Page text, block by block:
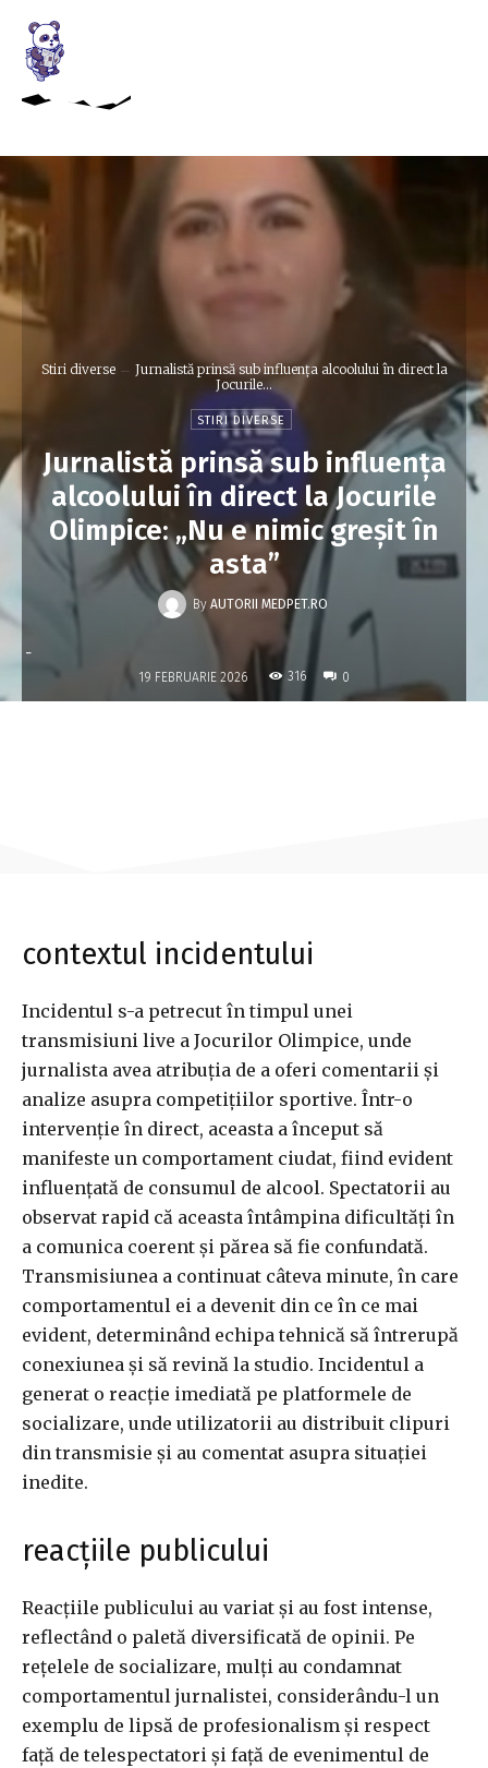
Stiri diverse
Jurnalistă prinsă sub influența alcoolului în direct la
Jocurile...
STIRI DIVERSE
Jurnalistă prinsă sub influența
alcoolului în direct la Jocurile
Olimpice: „Nu e nimic greșit în
asta”
By AUTORII MEDPET.RO
-
19 FEBRUARIE 2026 316 0
contextul incidentului
Incidentul s-a petrecut în timpul unei
transmisiuni live a Jocurilor Olimpice, unde
jurnalista avea atribuția de a oferi comentarii și
analize asupra competițiilor sportive. Într-o
intervenție în direct, aceasta a început să
manifeste un comportament ciudat, fiind evident
influențată de consumul de alcool. Spectatorii au
observat rapid că aceasta întâmpina dificultăți în
a comunica coerent și părea să fie confundată.
Transmisiunea a continuat câteva minute, în care
comportamentul ei a devenit din ce în ce mai
evident, determinând echipa tehnică să întrerupă
conexiunea și să revină la studio. Incidentul a
generat o reacție imediată pe platformele de
socializare, unde utilizatorii au distribuit clipuri
din transmisie și au comentat asupra situației
inedite.
reacțiile publicului
Reacțiile publicului au variat și au fost intense,
reflectând o paletă diversificată de opinii. Pe
rețelele de socializare, mulți au condamnat
comportamentul jurnalistei, considerându-l un
exemplu de lipsă de profesionalism și respect
față de telespectatori și față de evenimentul de